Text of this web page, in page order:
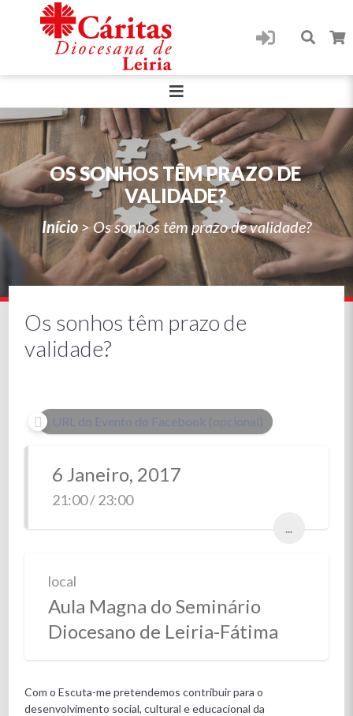
OS SONHOS TÊM PRAZO DE
VALIDADE?
Início >Os sonhos têm prazo de validade?
Os sonhos têm prazo de
validade?
URL do Evento do Facebook (opcional)
6 Janeiro, 2017
21:00 / 23:00
...
local
Aula Magna do Seminário
Diocesano de Leiria-Fátima
Com o Escuta-me pretendemos contribuir para o
desenvolvimento social, cultural e educacional da